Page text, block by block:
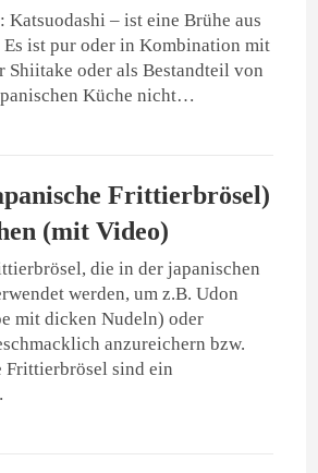
Katsuodashi – ist eine Brühe aus
ist pur oder in Kombination mit
Shiitake oder als Bestandteil von
Küche nicht…
Frittierbrösel)
(mit Video)
die in der japanischen
werden, um z.B. Udon
mit dicken Nudeln) oder
anzureichern bzw.
Frittierbrösel sind ein